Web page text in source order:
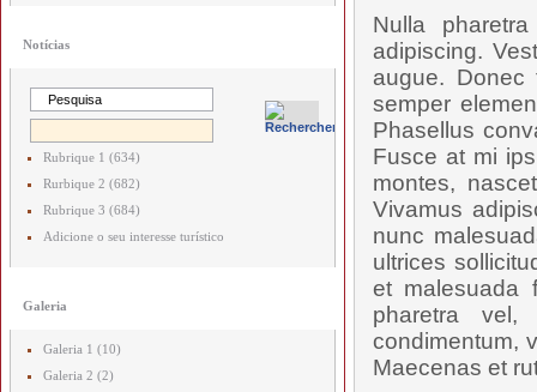
Notícias
Rubrique 1 (634)
Rurbique 2 (682)
Rubrique 3 (684)
Adicione o seu interesse turístico
Galeria
Galeria 1 (10)
Galeria 2 (2)
Nulla
adipiscing.
augue. Donec
semper
Phasellus
Fusce at mi
montes,
Vivamus
nunc
ultrices
et malesuada
pharetra
condimentum,
Maecenas et